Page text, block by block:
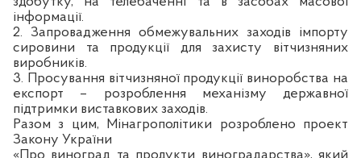
інформації.
2. Запровадження обмежувальних заходів імпорту
сировини та продукції для захисту вітчизняних
виробників.
3. Просування вітчизняної продукції виноробства на
експорт – розроблення механізму державної
підтримки виставкових заходів.
Разом з цим, Мінагрополітики розроблено проект
Закону України